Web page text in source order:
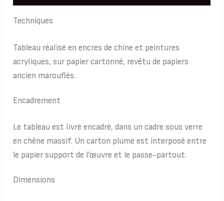
Techniques
Tableau réalisé en encres de chine et peintures
acryliques, sur papier cartonné, revêtu de papiers
ancien marouflés.
Encadrement
Le tableau est livré encadré, dans un cadre sous verre
en chêne massif. Un carton plume est interposé entre
le papier support de l’œuvre et le passe-partout.
Dimensions